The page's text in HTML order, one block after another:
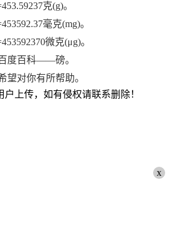
克(g)。
毫克(mg)。
微克(μg)。
度百科——磅。
望对你有所帮助。
上传，如有侵权请联系删除！
x